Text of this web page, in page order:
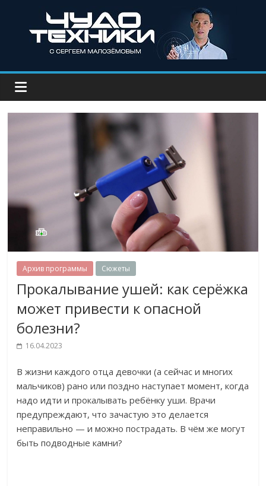
Архив программы Сюжеты
Прокалывание ушей: как серёжка
может привести к опасной
болезни?
16.04.2023
В жизни каждого отца девочки (а сейчас и многих
мальчиков) рано или поздно наступает момент, когда
надо идти и прокалывать ребёнку уши. Врачи
предупреждают, что зачастую это делается
неправильно — и можно пострадать. В чём же могут
быть подводные камни?